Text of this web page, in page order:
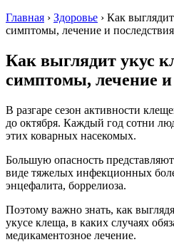
Главная › Здоровье › Как
симптомы, лечение и последствия
Как выглядит укус
симптомы, лечение и
В разгаре сезон активности
до октября. Каждый год сотни
этих коварных насекомых.
Большую опасность
виде тяжелых инфекционных
энцефалита, боррелиоза.
Поэтому важно знать, как
укусе клеща, в каких случаях
медикаментозное лечение.